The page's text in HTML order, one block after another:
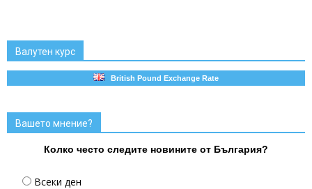
Валутен курс
British Pound Exchange Rate
Вашето мнение?
Колко често следите новините от България?
Всеки ден